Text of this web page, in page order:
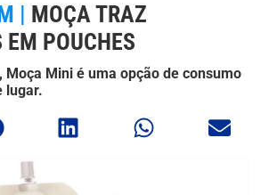
| MOÇA TRAZ
POUCHES
Moça Mini é uma opção de consumo
lugar.